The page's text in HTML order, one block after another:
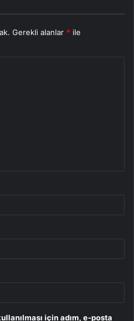
Gerekli alanlar * ile
için adım, e-posta